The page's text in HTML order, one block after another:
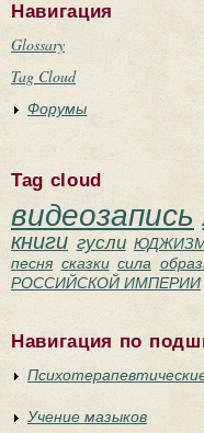
Навигация
Glossary
Tag Cloud
Форумы
Tag cloud
видеозапись
книги гусли
песня сказки сила
РОССИЙСКОЙ ИМПЕРИИ
Навигация по
Учение мазыков